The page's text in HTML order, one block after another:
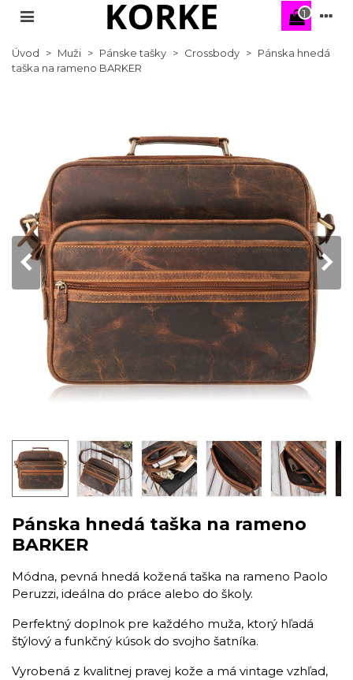
1
Úvod > Muži > Pánske tašky > Crossbody > Pánska hnedá
taška na rameno BARKER
Pánska hnedá taška na rameno
BARKER
Módna, pevná hnedá kožená taška na rameno Paolo
Peruzzi, ideálna do práce alebo do školy.
Perfektný doplnok pre každého muža, ktorý hľadá
štýlový a funkčný kúsok do svojho šatníka.
Vyrobená z kvalitnej pravej kože a má vintage vzhľad,